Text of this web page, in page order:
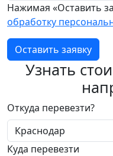
Нажимая «Оставить
обработку
Оставить заявку
Узнать
Откуда перевезти?
Куда перевезти